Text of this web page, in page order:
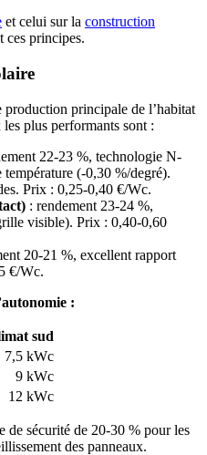
et celui sur la construction
ces principes.
principale de l’habitat
plus performants sont :
22-23 %, technologie N-
(-0,30 %/degré).
Prix : 0,25-0,40 €/Wc.
: rendement 23-24 %,
visible). Prix : 0,40-0,60
20-21 %, excellent rapport
€/Wc.
:
sud
7,5 kWc
9 kWc
12 kWc
de sécurité de 20-30 % pour les
des panneaux.